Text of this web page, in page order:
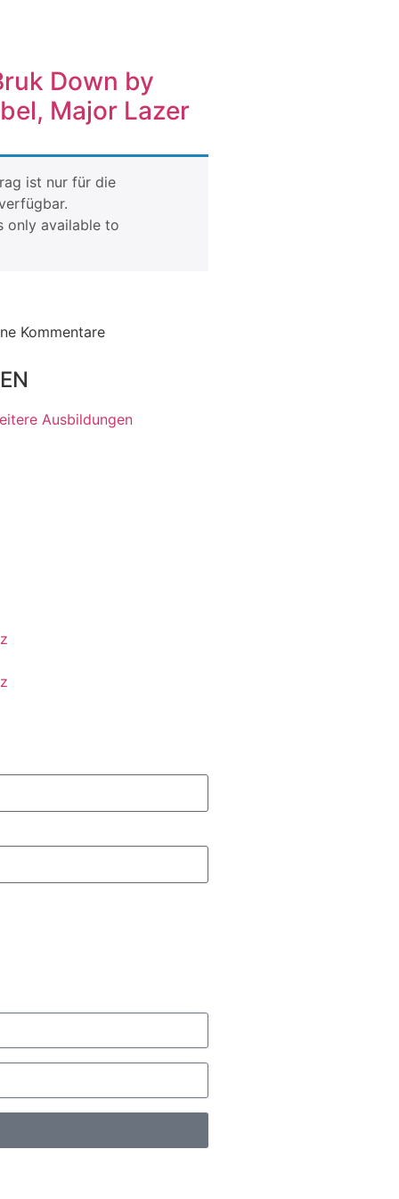
Down by
Major Lazer
ist nur für die
only available to
Kommentare
Ausbildungen